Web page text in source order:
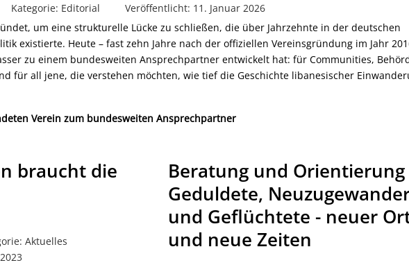
Kategorie: Editorial
Veröffentlicht: 11. Januar 2026
um eine strukturelle Lücke zu schließen, die über Jahrzehnte in der deutschen
existierte. Heute – fast zehn Jahre nach der offiziellen Vereinsgründung im Jahr
zu einem bundesweiten Ansprechpartner entwickelt hat: für Communities,
für all jene, die verstehen möchten, wie tief die Geschichte libanesischer
Verein zum bundesweiten Ansprechpartner
braucht die
Aktuelles
Beratung und
Geduldete,
und Geflüchtete - neuer
und neue Zeiten